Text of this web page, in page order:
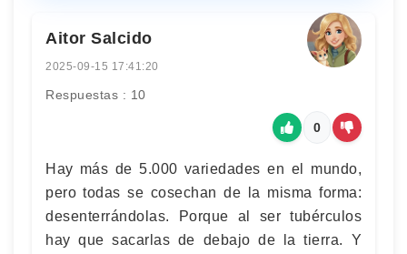
Aitor Salcido
2025-09-15 17:41:20
Respuestas : 10
0
Hay más de 5.000 variedades en el mundo,
pero todas se cosechan de la misma forma:
desenterrándolas. Porque al ser tubérculos
hay que sacarlas de debajo de la tierra. Y